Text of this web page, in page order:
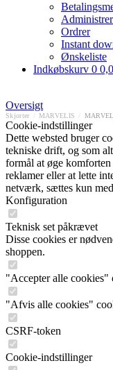
Ordrer
Instant
Ønskeliste
Indkøbskurv 0
Oversigt
Skjorter MARVELIS
Cookie-indstillinger
Dette websted bruger
tekniske drift, og som
formål at øge
reklamer eller at lette
netværk, sættes kun
Konfiguration
Teknisk set påkrævet
Disse cookies er
shoppen.
"Accepter alle cookies"
"Afvis alle cookies"
CSRF-token
Cookie-indstillinger